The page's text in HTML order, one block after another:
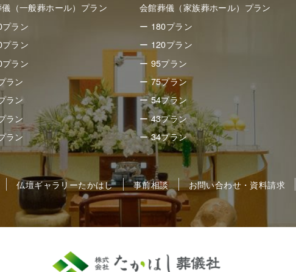
（一般葬ホール）プラン
ラン
ラン
ラン
ラン
ラン
ラン
ラン
会館葬儀（家族葬ホール）プラン
ー 180プラン
ー 120プラン
ー 95プラン
ー 75プラン
ー 54プラン
ー 43プラン
ー 34プラン
仏壇ギャラリーたかはし 事前相談 お問い合わせ・資料請求